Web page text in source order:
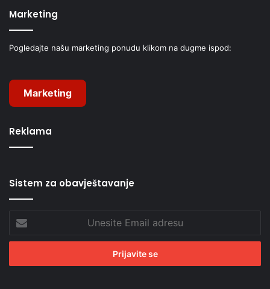
Marketing
Pogledajte našu marketing ponudu klikom na dugme ispod:
Marketing
Reklama
Sistem za obavještavanje
Email
adresu